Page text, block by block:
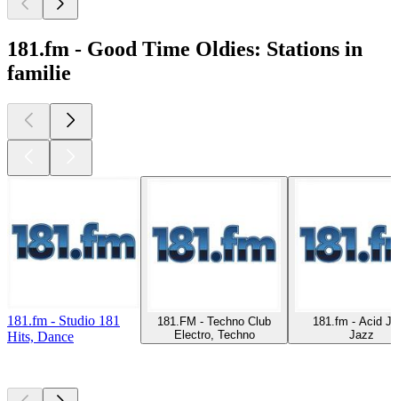
181.fm - Good Time Oldies: Stations in
familie
181.fm - Studio 181
Hits, Dance
181.FM - Techno Club
Electro, Techno
181.fm - Acid
Jazz